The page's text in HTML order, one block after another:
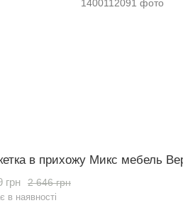
в прихожу Микс мебель
2 646 грн
грн
в наявності